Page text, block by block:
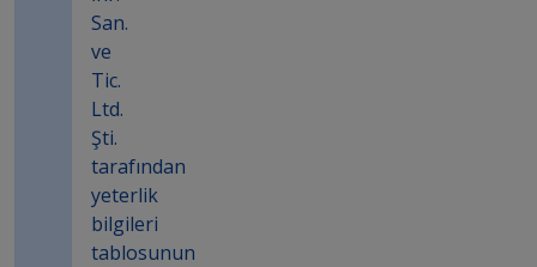
San.
ve
Tic.
Ltd.
Şti.
tarafından
yeterlik
bilgileri
tablosunun